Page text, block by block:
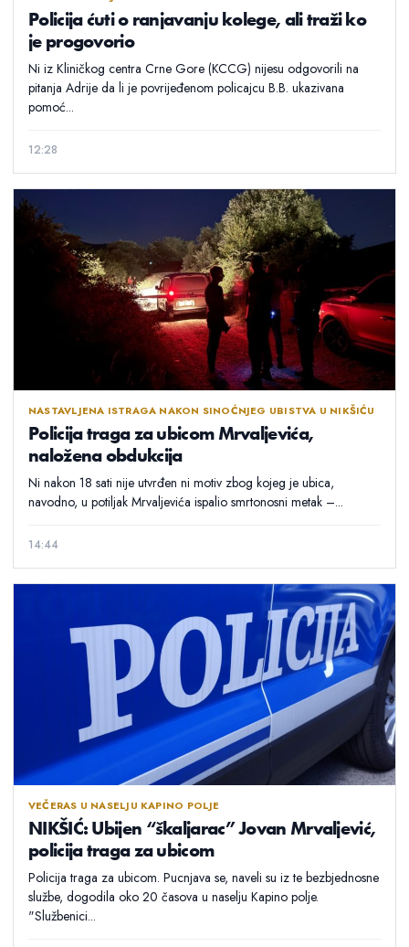
Policija ćuti o ranjavanju kolege, ali traži ko
je progovorio
Ni iz Kliničkog centra Crne Gore (KCCG) nijesu odgovorili na
pitanja Adrije da li je povrijeđenom policajcu B.B. ukazivana
pomoć...
12:28
NASTAVLJENA ISTRAGA NAKON SINOĆNJEG UBISTVA U NIKŠIĆU
Policija traga za ubicom Mrvaljevića,
naložena obdukcija
Ni nakon 18 sati nije utvrđen ni motiv zbog kojeg je ubica,
navodno, u potiljak Mrvaljevića ispalio smrtonosni metak –...
14:44
VEČERAS U NASELJU KAPINO POLJE
NIKŠIĆ: Ubijen “škaljarac” Jovan Mrvaljević,
policija traga za ubicom
Policija traga za ubicom. Pucnjava se, naveli su iz te bezbjednosne
službe, dogodila oko 20 časova u naselju Kapino polje.
"Službenici...